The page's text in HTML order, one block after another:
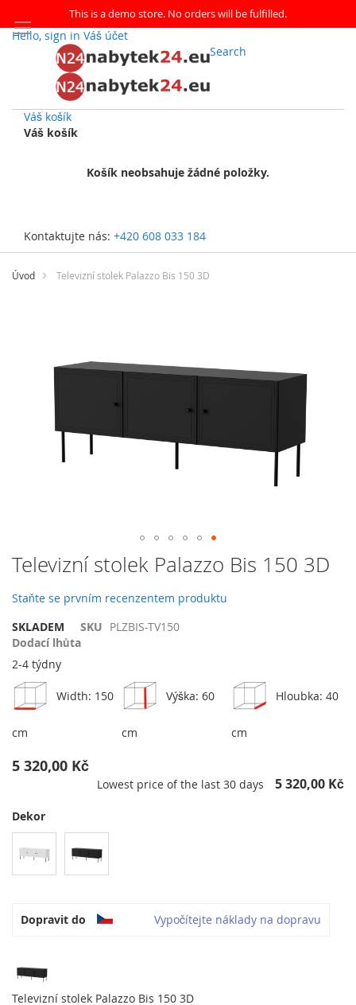
This is a demo store. No orders will be fulfilled.
Hello, sign in Váš účet
Search
Váš košík
Váš košík
Košík neobsahuje žádné položky.
Kontaktujte nás: +420 608 033 184
Přejít
obsah
Úvod Televizní stolek Palazzo Bis 150 3D
Přeskočit
na
galerie
s
obrázky
Televizní stolek Palazzo Bis 150 3D
Staňte se prvním recenzentem produktu
SKLADEM
SKU PLZBIS-TV150
Dodací lhůta
2-4 týdny
Width: 150
cm
Výška: 60
cm
Hloubka: 40
cm
5 320,00 Kč
Lowest price of the last 30 days 5 320,00 Kč
Dekor
Dopravit do Vypočítejte náklady na dopravu
Televizní stolek Palazzo Bis 150 3D